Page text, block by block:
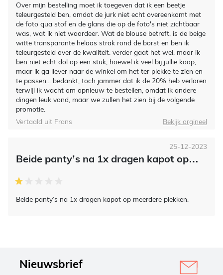
Over mijn bestelling moet ik toegeven dat ik een beetje
teleurgesteld ben, omdat de jurk niet echt overeenkomt met
de foto qua stof en de glans die op de foto's niet zichtbaar
was, wat ik niet waardeer. Wat de blouse betreft, is de beige
witte transparante helaas strak rond de borst en ben ik
teleurgesteld over de kwaliteit. verder gaat het wel, maar ik
ben niet echt dol op een stuk, hoewel ik veel bij jullie koop,
maar ik ga liever naar de winkel om het ter plekke te zien en
te passen... bedankt, toch jammer dat ik de 20% heb verloren
terwijl ik wacht om opnieuw te bestellen, omdat ik andere
dingen leuk vond, maar we zullen het zien bij de volgende
promotie.
Vertaald uit Frans Bekijk orgineel
Beide panty’s na 1x dragen kapot op…
Beide panty’s na 1x dragen kapot op meerdere plekken.
25-12-2023
Nieuwsbrief